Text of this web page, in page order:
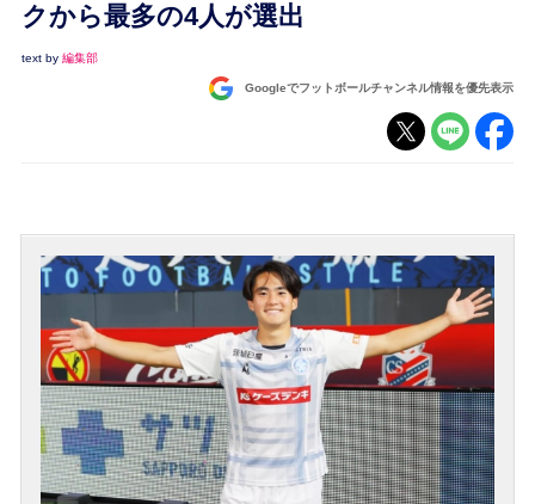
UEFA
ナショナルチーム
クから最多の4人が選出
text by 編集部
Googleでフットボールチャンネル情報を優先表示